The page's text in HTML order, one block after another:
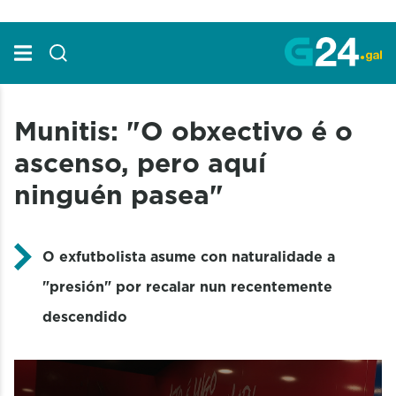
Munitis: "O obxectivo é o
ascenso, pero aquí
ninguén pasea"
O exfutbolista asume con naturalidade a
"presión" por recalar nun recentemente
descendido